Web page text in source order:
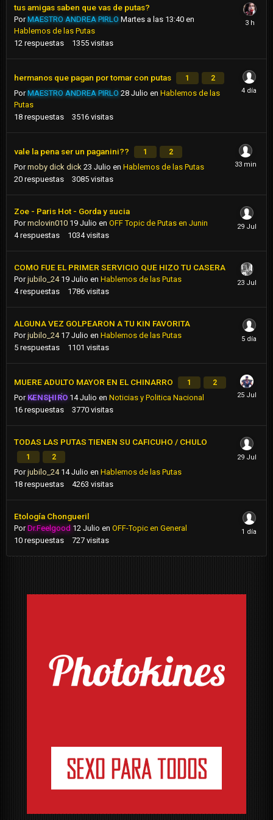
tus amigas saben que vas de putas?
PorMAESTRO ANDREA PIRLO Martes a las 13:40 en
Hablemos de las Putas
12 respuestas 1355 visitas
hermanos que pagan por tomar con putas 1 2
PorMAESTRO ANDREA PIRLO 28 Julio en Hablemos de las
Putas
18 respuestas 3516 visitas
vale la pena ser un paganini?? 1 2
Pormoby dick dick 23 Julio en Hablemos de las Putas
20 respuestas 3085 visitas
Zoe - Paris Hot - Gorda y sucia
Pormclovin010 19 Julio en OFF Topic de Putas en Junin
4 respuestas 1034 visitas
COMO FUE EL PRIMER SERVICIO QUE HIZO TU CASERA
Porjubilo_24 19 Julio en Hablemos de las Putas
4 respuestas 1786 visitas
ALGUNA VEZ GOLPEARON A TU KIN FAVORITA
Porjubilo_24 17 Julio en Hablemos de las Putas
5 respuestas 1101 visitas
MUERE ADULTO MAYOR EN EL CHINARRO 1 2
Por KENSHIRO 14 Julio enNoticias y Politica Nacional
16 respuestas 3770 visitas
TODAS LAS PUTAS TIENEN SU CAFICUHO / CHULO
1 2
Porjubilo_24 14 Julio en Hablemos de las Putas
18 respuestas 4263 visitas
Etología Chongueril
PorDr.Feelgood 12 Julio en OFF-Topic en General
10 respuestas 727 visitas